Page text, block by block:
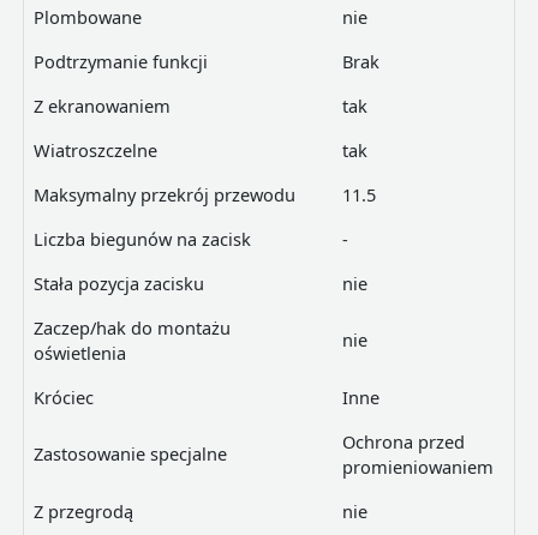
Plombowane
nie
Podtrzymanie funkcji
Brak
Z ekranowaniem
tak
Wiatroszczelne
tak
Maksymalny przekrój przewodu
11.5
Liczba biegunów na zacisk
-
Stała pozycja zacisku
nie
Zaczep/hak do montażu
oświetlenia
nie
Króciec Inne
Zastosowanie specjalne
Ochrona przed
promieniowaniem
Z przegrodą
nie